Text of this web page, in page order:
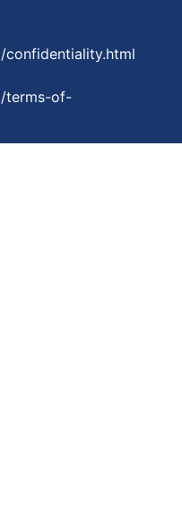
terms-of-